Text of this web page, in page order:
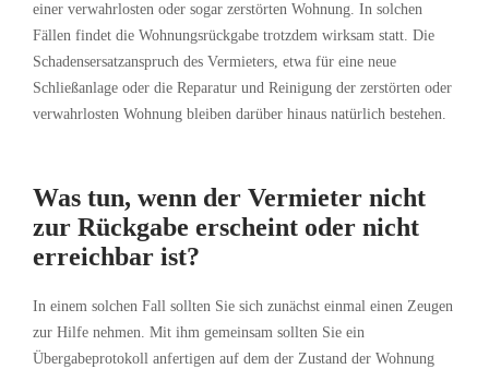
einer verwahrlosten oder sogar zerstörten Wohnung. In solchen
Fällen findet die Wohnungsrückgabe trotzdem wirksam statt. Die
Schadensersatzanspruch des Vermieters, etwa für eine neue
Schließanlage oder die Reparatur und Reinigung der zerstörten oder
verwahrlosten Wohnung bleiben darüber hinaus natürlich bestehen.
Was tun, wenn der Vermieter nicht
zur Rückgabe erscheint oder nicht
erreichbar ist?
In einem solchen Fall sollten Sie sich zunächst einmal einen Zeugen
zur Hilfe nehmen. Mit ihm gemeinsam sollten Sie ein
Übergabeprotokoll anfertigen auf dem der Zustand der Wohnung